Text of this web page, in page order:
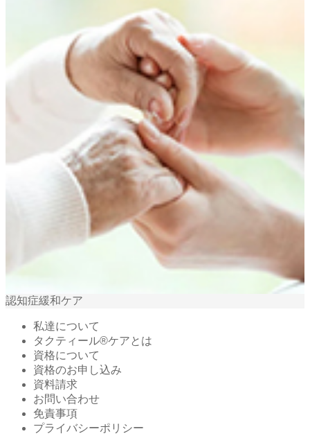
認知症緩和ケア
私達について
タクティール®ケアとは
資格について
資格のお申し込み
資料請求
お問い合わせ
免責事項
プライバシーポリシー